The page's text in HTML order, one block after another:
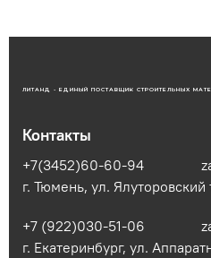
ЛИТАНД - ЕДИНЫЙ ПОСТАВЩИК СТРОИТЕЛЬНЫХ
Контакты
+7(3452)60-60-94
г. Тюмень, ул. Ялуторовский
+7 (922)030-51-06
г. Екатеринбург, ул.